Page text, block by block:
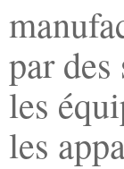
par
les
les